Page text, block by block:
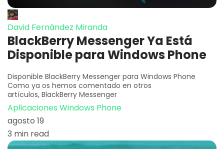
David Fernández Miranda
BlackBerry Messenger Ya Está
Disponible para Windows Phone
Disponible BlackBerry Messenger para Windows Phone
Como ya os hemos comentado en otros
artículos, BlackBerry Messenger
Aplicaciones Windows Phone
agosto 19
3 min read